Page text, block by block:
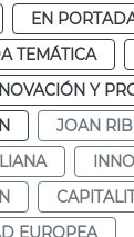
EN
TEMÁTICA
Y
JOAN
EUROPEA